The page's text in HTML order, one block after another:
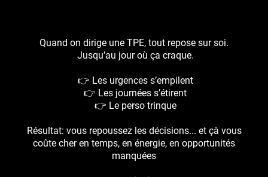
Quand on dirige une TPE, tout repose sur soi.
Jusqu’au jour où ça craque.
👉 Les urgences s’empilent
👉 Les journées s’étirent
👉 Le perso trinque
Résultat: vous repoussez les décisions... et çà vous
coûte cher en temps, en énergie, en opportunités
manquées